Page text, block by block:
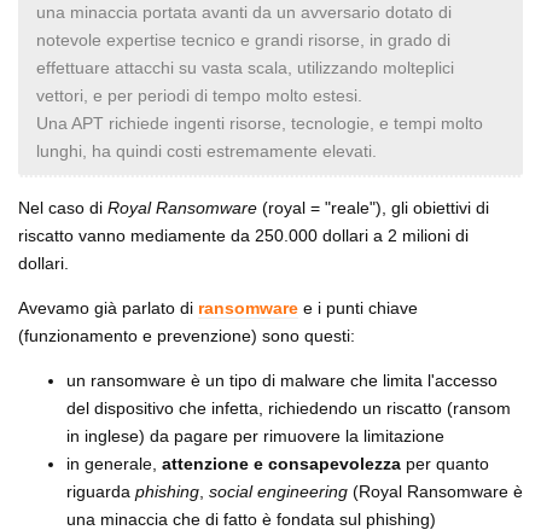
una minaccia portata avanti da un avversario dotato di
notevole expertise tecnico e grandi risorse, in grado di
effettuare attacchi su vasta scala, utilizzando molteplici
vettori, e per periodi di tempo molto estesi.
Una APT richiede ingenti risorse, tecnologie, e tempi molto
lunghi, ha quindi costi estremamente elevati.
Nel caso di Royal Ransomware (royal = "reale"), gli obiettivi di
riscatto vanno mediamente da 250.000 dollari a 2 milioni di
dollari.
Avevamo già parlato di ransomware e i punti chiave
(funzionamento e prevenzione) sono questi:
un ransomware è un tipo di malware che limita l'accesso
del dispositivo che infetta, richiedendo un riscatto (ransom
in inglese) da pagare per rimuovere la limitazione
in generale, attenzione e consapevolezza per quanto
riguarda phishing social engineering (Royal Ransomware è
una minaccia che di fatto è fondata sul phishing)